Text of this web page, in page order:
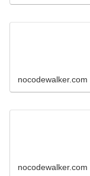
nocodewalker.com
nocodewalker.com